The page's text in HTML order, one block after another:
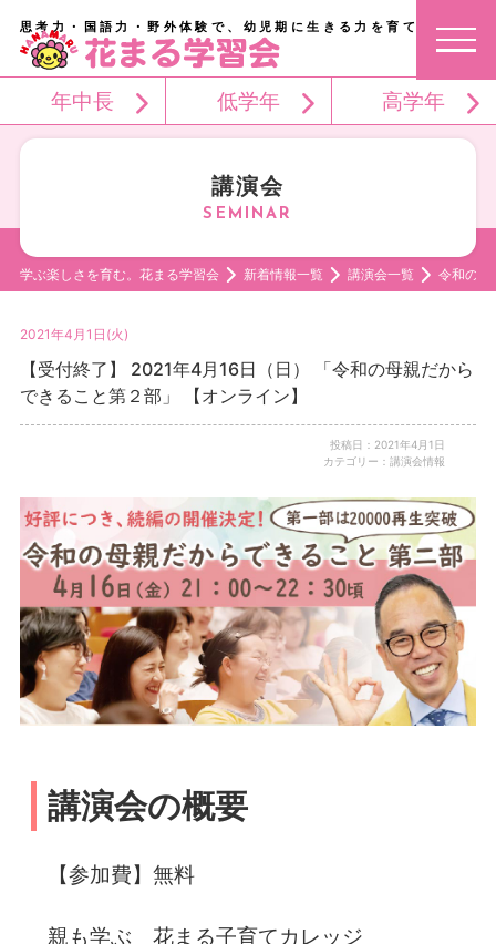
思考力・国語力・野外体験で、幼児期に生きる力を育てる。
年中長 低学年 高学年
講演会
学ぶ楽しさを育む。花まる学習会 新着情報一覧 講演会一覧 令和の母
2021年4月1日(火)
【受付終了】 2021年4月16日（日） 「令和の母親だから
できること第２部」 【オンライン】
投稿日：2021年4月1日
カテゴリー：講演会情報
講演会の概要
【参加費】無料
親も学ぶ 花まる子育てカレッジ